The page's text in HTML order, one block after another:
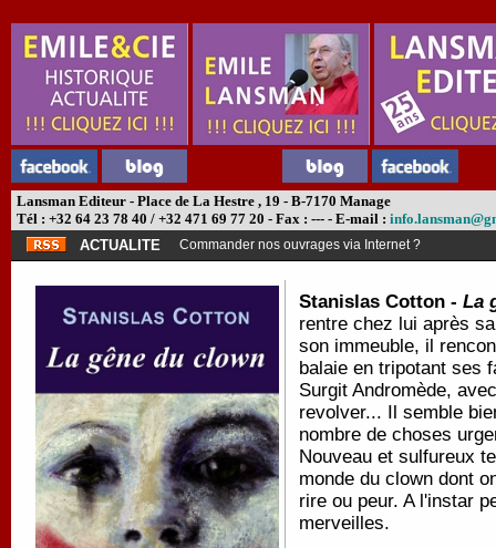
Lansman Editeur - Place de La Hestre , 19 - B-7170 Manage
Tél : +32 64 23 78 40 / +32 471 69 77 20 - Fax : --- - E-mail :
ACTUALITE
Commander nos ouvrages via Internet ?
Stanislas Cotton - La
rentre chez lui après
son immeuble, il
balaie en tripotant ses
Surgit Andromède,
revolver... Il semble
nombre de choses
Nouveau et sulfureux
monde du clown dont
rire ou peur. A l'instar
merveilles.